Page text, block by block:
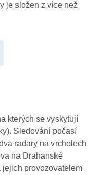
je složen z více než
kterých se vyskytují
Sledování počasí
radary na vrcholech
na Drahanské
jejich provozovatelem